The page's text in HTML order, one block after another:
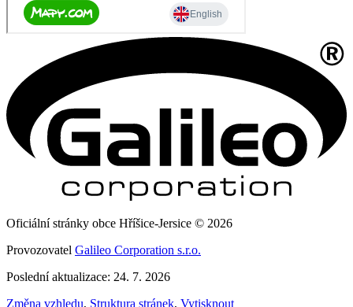
Oficiální stránky obce Hříšice-Jersice © 2026
Provozovatel Galileo Corporation s.r.o.
Poslední aktualizace: 24. 7. 2026
Změna vzhledu, Struktura stránek, Vytisknout